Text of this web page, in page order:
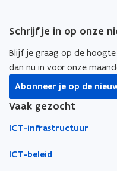
i
e
u
w
e
s
t
i
e
u
w
v
e
s
l
e
m
b
o
r
Schrijf je in op onze
Blijf je graag op de
dan nu in voor onze
Abonneer je op de
opent
nieuw
Vaak gezocht
ICT-infrastructuur
ICT-beleid